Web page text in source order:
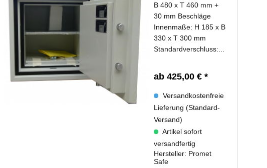
B 480 x T 460 mm +
30 mm Beschläge
Innenmaße: H 185 x B
330 x T 300 mm
Standardverschluss:...
ab 425,00 € *
Versandkostenfreie
Lieferung (Standard-
Versand)
Artikel sofort
versandfertig
Hersteller: Promet
Safe